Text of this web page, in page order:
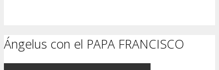
Ángelus con el PAPA FRANCISCO